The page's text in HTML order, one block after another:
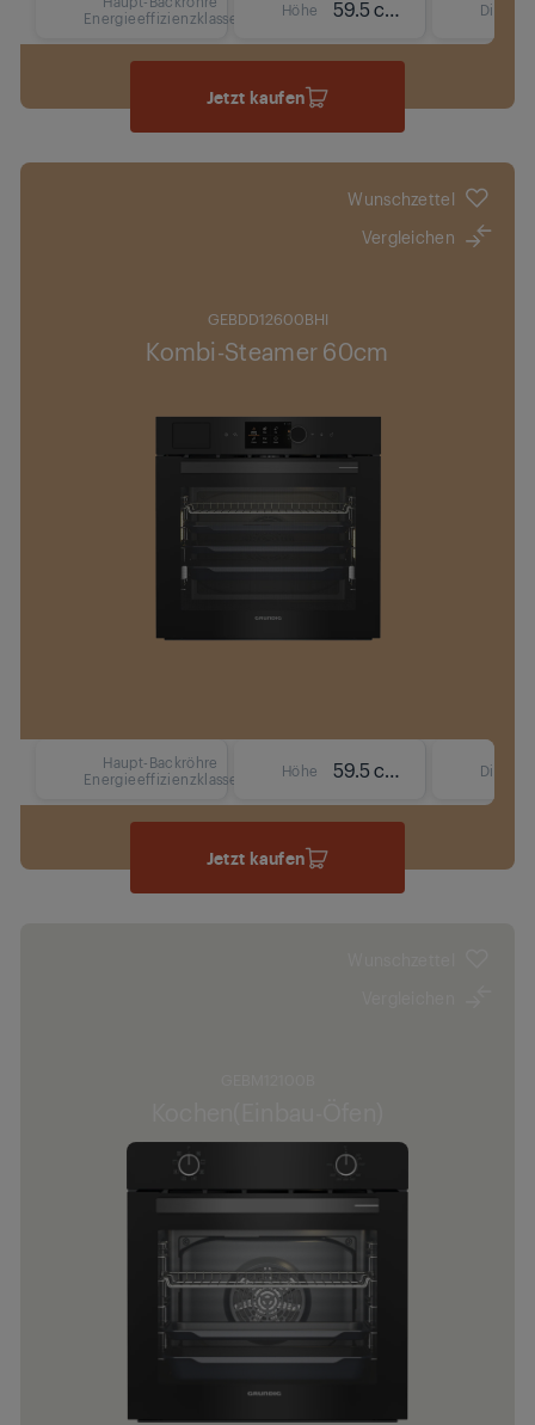
Energieeffizienzklasse
Höhe 59.5 cm
Jetzt kaufen
Wunschzettel
Vergleichen
GEBDD12600BHI
Kombi-Steamer 60cm
Haupt-Backröhre
Energieeffizienzklasse
Höhe 59.5 cm
Jetzt kaufen